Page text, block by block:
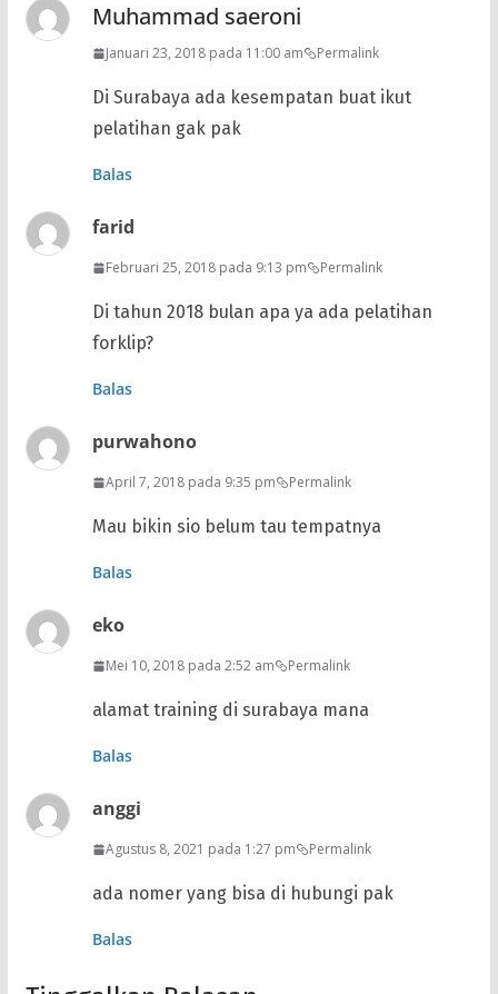
Muhammad saeroni
Januari 23, 2018 pada 11:00 am Permalink
Di Surabaya ada kesempatan buat ikut
pelatihan gak pak
Balas
farid
Februari 25, 2018 pada 9:13 pm Permalink
Di tahun 2018 bulan apa ya ada pelatihan
forklip?
Balas
purwahono
April 7, 2018 pada 9:35 pm Permalink
Mau bikin sio belum tau tempatnya
Balas
eko
Mei 10, 2018 pada 2:52 am Permalink
alamat training di surabaya mana
Balas
anggi
Agustus 8, 2021 pada 1:27 pm Permalink
ada nomer yang bisa di hubungi pak
Balas